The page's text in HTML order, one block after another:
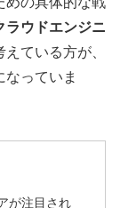
ラウドエンジニ
ている方が、
っていま
が注目され